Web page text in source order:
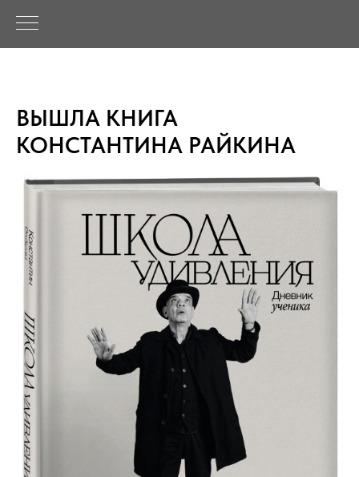
ВЫШЛА КНИГА
КОНСТАНТИНА РАЙКИНА